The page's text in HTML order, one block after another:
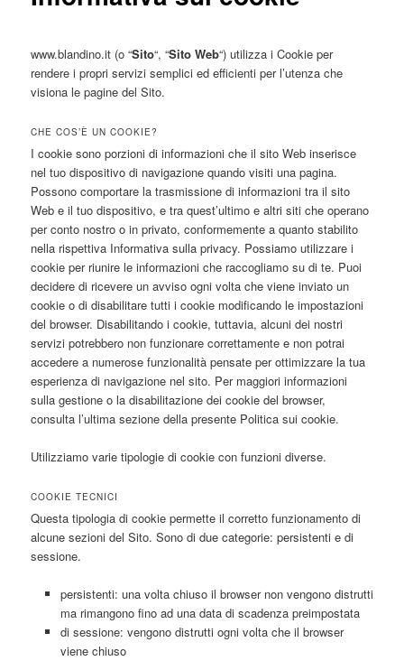
www.blandino.it (o “Sito“, “Sito Web“) utilizza i Cookie per
rendere i propri servizi semplici ed efficienti per l’utenza che
visiona le pagine del Sito.
CHE COS’È UN COOKIE?
I cookie sono porzioni di informazioni che il sito Web inserisce
nel tuo dispositivo di navigazione quando visiti una pagina.
Possono comportare la trasmissione di informazioni tra il sito
Web e il tuo dispositivo, e tra quest’ultimo e altri siti che operano
per conto nostro o in privato, conformemente a quanto stabilito
nella rispettiva Informativa sulla privacy. Possiamo utilizzare i
cookie per riunire le informazioni che raccogliamo su di te. Puoi
decidere di ricevere un avviso ogni volta che viene inviato un
cookie o di disabilitare tutti i cookie modificando le impostazioni
del browser. Disabilitando i cookie, tuttavia, alcuni dei nostri
servizi potrebbero non funzionare correttamente e non potrai
accedere a numerose funzionalità pensate per ottimizzare la tua
esperienza di navigazione nel sito. Per maggiori informazioni
sulla gestione o la disabilitazione dei cookie del browser,
consulta l’ultima sezione della presente Politica sui cookie.
Utilizziamo varie tipologie di cookie con funzioni diverse.
COOKIE TECNICI
Questa tipologia di cookie permette il corretto funzionamento di
alcune sezioni del Sito. Sono di due categorie: persistenti e di
sessione.
persistenti: una volta chiuso il browser non vengono distrutti
ma rimangono fino ad una data di scadenza preimpostata
di sessione: vengono distrutti ogni volta che il browser
viene chiuso